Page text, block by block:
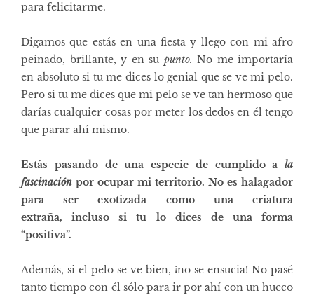
para felicitarme.
Digamos que estás en una fiesta y llego con mi afro
peinado, brillante, y en su punto. No me importaría
en absoluto si tu me dices lo genial que se ve mi pelo.
Pero si tu me dices que mi pelo se ve tan hermoso que
darías cualquier cosas por meter los dedos en él tengo
que parar ahí mismo.
Estás pasando de una especie de cumplido a la
fascinación por ocupar mi territorio. No es halagador
para ser exotizada como una criatura
extraña,incluso si tu lo dices de una forma
“positiva”.
Además, si el pelo se ve bien, ¡no se ensucia! No pasé
tanto tiempo con él sólo para ir por ahí con un hueco